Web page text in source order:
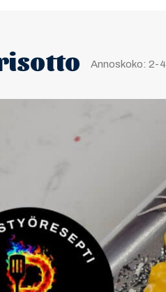
Annoskoko: 2-4